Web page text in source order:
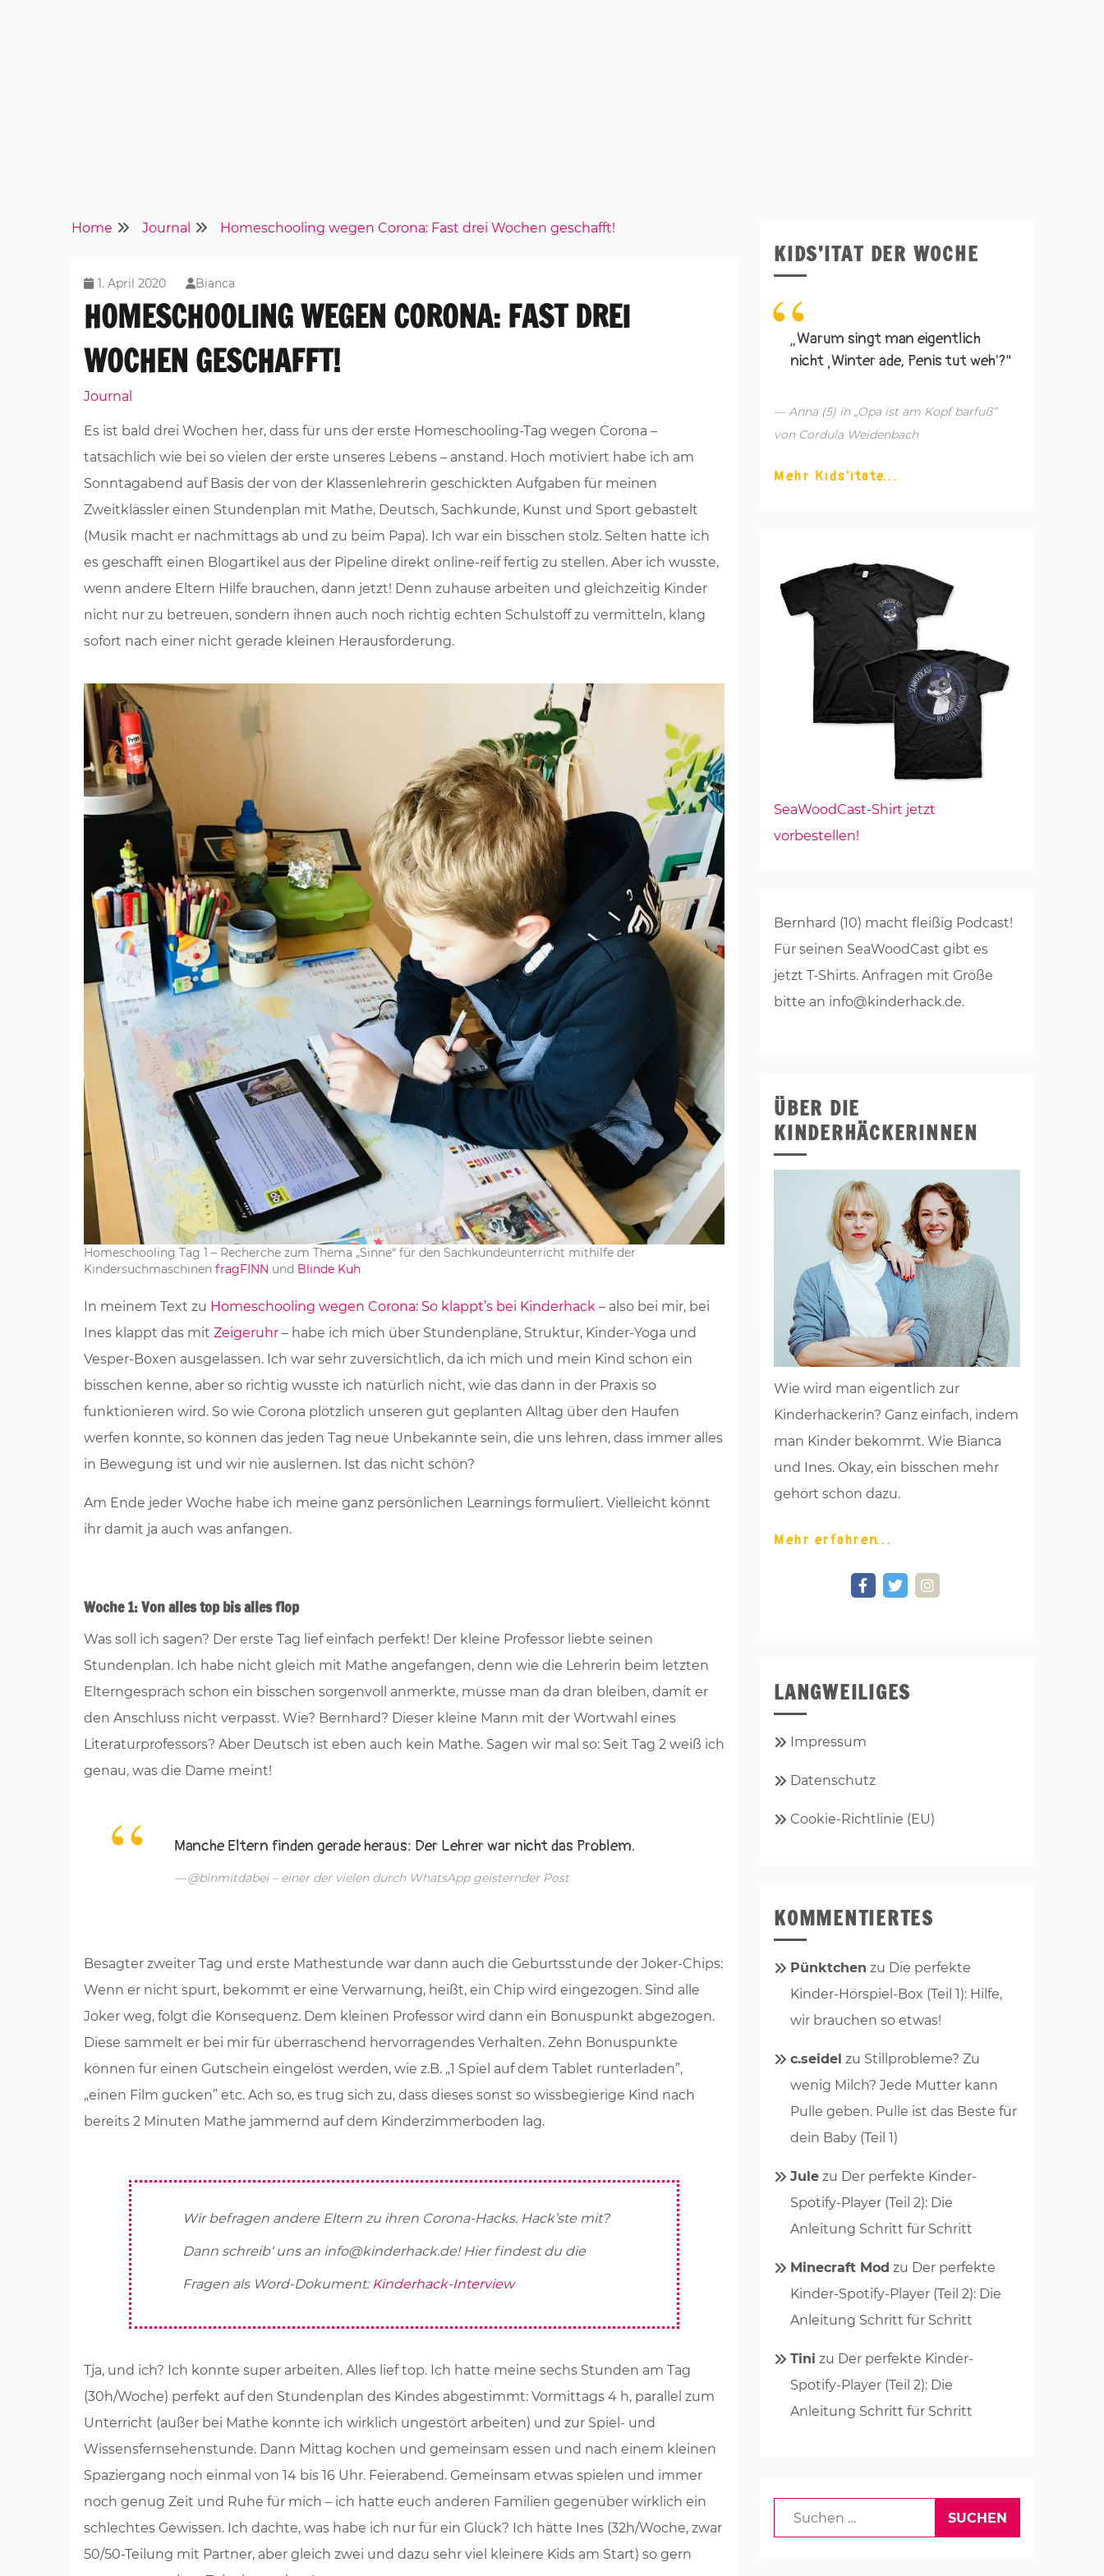
Home Journal Homeschooling wegen Corona: Fast drei Wochen geschafft!
1. April 2020 Bianca
HOMESCHOOLING WEGEN CORONA: FAST DREI
WOCHEN GESCHAFFT!
Journal
Es ist bald drei Wochen her, dass für uns der erste Homeschooling-Tag wegen Corona –
tatsächlich wie bei so vielen der erste unseres Lebens – anstand. Hoch motiviert habe ich am
Sonntagabend auf Basis der von der Klassenlehrerin geschickten Aufgaben für meinen
Zweitklässler einen Stundenplan mit Mathe, Deutsch, Sachkunde, Kunst und Sport gebastelt
(Musik macht er nachmittags ab und zu beim Papa). Ich war ein bisschen stolz. Selten hatte ich
es geschafft einen Blogartikel aus der Pipeline direkt online-reif fertig zu stellen. Aber ich wusste,
wenn andere Eltern Hilfe brauchen, dann jetzt! Denn zuhause arbeiten und gleichzeitig Kinder
nicht nur zu betreuen, sondern ihnen auch noch richtig echten Schulstoff zu vermitteln, klang
sofort nach einer nicht gerade kleinen Herausforderung.
Homeschooling Tag 1 – Recherche zum Thema „Sinne“ für den Sachkundeunterricht mithilfe der
Kindersuchmaschinen fragFINN und Blinde Kuh
In meinem Text zu Homeschooling wegen Corona: So klappt’s bei Kinderhack – also bei mir, bei
Ines klappt das mit Zeigeruhr – habe ich mich über Stundenpläne, Struktur, Kinder-Yoga und
Vesper-Boxen ausgelassen. Ich war sehr zuversichtlich, da ich mich und mein Kind schon ein
bisschen kenne, aber so richtig wusste ich natürlich nicht, wie das dann in der Praxis so
funktionieren wird. So wie Corona plötzlich unseren gut geplanten Alltag über den Haufen
werfen konnte, so können das jeden Tag neue Unbekannte sein, die uns lehren, dass immer alles
in Bewegung ist und wir nie auslernen. Ist das nicht schön?
Am Ende jeder Woche habe ich meine ganz persönlichen Learnings formuliert. Vielleicht könnt
ihr damit ja auch was anfangen.
Woche 1: Von alles top bis alles flop
Was soll ich sagen? Der erste Tag lief einfach perfekt! Der kleine Professor liebte seinen
Stundenplan. Ich habe nicht gleich mit Mathe angefangen, denn wie die Lehrerin beim letzten
Elterngespräch schon ein bisschen sorgenvoll anmerkte, müsse man da dran bleiben, damit er
den Anschluss nicht verpasst. Wie? Bernhard? Dieser kleine Mann mit der Wortwahl eines
Literaturprofessors? Aber Deutsch ist eben auch kein Mathe. Sagen wir mal so: Seit Tag 2 weiß ich
genau, was die Dame meint!
Manche Eltern finden gerade heraus: Der Lehrer war nicht das Problem.
@binmitdabei – einer der vielen durch WhatsApp geisternder Post
Besagter zweiter Tag und erste Mathestunde war dann auch die Geburtsstunde der Joker-Chips:
Wenn er nicht spurt, bekommt er eine Verwarnung, heißt, ein Chip wird eingezogen. Sind alle
Joker weg, folgt die Konsequenz. Dem kleinen Professor wird dann ein Bonuspunkt abgezogen.
Diese sammelt er bei mir für überraschend hervorragendes Verhalten. Zehn Bonuspunkte
können für einen Gutschein eingelöst werden, wie z.B. „1 Spiel auf dem Tablet runterladen”,
„einen Film gucken” etc. Ach so, es trug sich zu, dass dieses sonst so wissbegierige Kind nach
bereits 2 Minuten Mathe jammernd auf dem Kinderzimmerboden lag.
Wir befragen andere Eltern zu ihren Corona-Hacks. Hack’ste mit?
Dann schreib‘ uns an info@kinderhack.de! Hier findest du die
Fragen als Word-Dokument: Kinderhack-Interview
Tja, und ich? Ich konnte super arbeiten. Alles lief top. Ich hatte meine sechs Stunden am Tag
(30h/Woche) perfekt auf den Stundenplan des Kindes abgestimmt: Vormittags 4 h, parallel zum
Unterricht (außer bei Mathe konnte ich wirklich ungestört arbeiten) und zur Spiel- und
Wissensfernsehenstunde. Dann Mittag kochen und gemeinsam essen und nach einem kleinen
Spaziergang noch einmal von 14 bis 16 Uhr. Feierabend. Gemeinsam etwas spielen und immer
noch genug Zeit und Ruhe für mich – ich hatte euch anderen Familien gegenüber wirklich ein
schlechtes Gewissen. Ich dachte, was habe ich nur für ein Glück? Ich hätte Ines (32h/Woche, zwar
50/50-Teilung mit Partner, aber gleich zwei und dazu sehr viel kleinere Kids am Start) so gern
KIDS’ITAT DER WOCHE
„Warum singt man eigentlich
nicht ‚Winter ade, Penis tut weh'?"
— Anna (5) in „Opa ist am Kopf barfuß”
von Cordula Weidenbach
Mehr Kids'itate
SeaWoodCast-Shirt jetzt
vorbestellen!
Bernhard (10) macht fleißig Podcast!
Für seinen SeaWoodCast gibt es
jetzt T-Shirts. Anfragen mit Größe
bitte an info@kinderhack.de.
ÜBER DIE
KINDERHÄCKERINNEN
Wie wird man eigentlich zur
Kinderhäckerin? Ganz einfach, indem
man Kinder bekommt. Wie Bianca
und Ines. Okay, ein bisschen mehr
gehört schon dazu.
Mehr erfahren
LANGWEILIGES
Impressum
Datenschutz
Cookie-Richtlinie (EU)
KOMMENTIERTES
Pünktchen zu Die perfekte
Kinder-Hörspiel-Box (Teil 1): Hilfe,
wir brauchen so etwas!
c.seidel zu Stillprobleme? Zu
wenig Milch? Jede Mutter kann
Pulle geben. Pulle ist das Beste für
dein Baby (Teil 1)
Jule zu Der perfekte Kinder-
Spotify-Player (Teil 2): Die
Anleitung Schritt für Schritt
Minecraft Mod zu Der perfekte
Kinder-Spotify-Player (Teil 2): Die
Anleitung Schritt für Schritt
Tini zu Der perfekte Kinder-
Spotify-Player (Teil 2): Die
Anleitung Schritt für Schritt
Suchen
nach: